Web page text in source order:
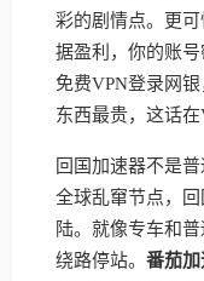
彩的剧情点。更
据盈利，你的账
免费VPN登录网
东西最贵，这话在
回国加速器不是
全球乱窜节点，
陆。就像专车和
绕路停站。番茄